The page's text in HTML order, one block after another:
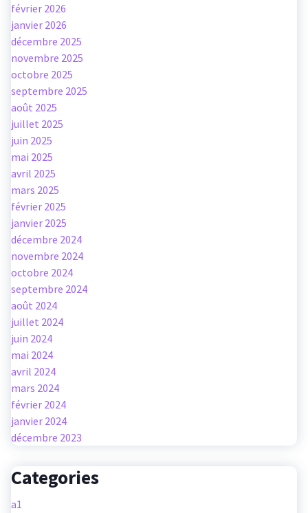
février 2026
janvier 2026
décembre 2025
novembre 2025
octobre 2025
septembre 2025
août 2025
juillet 2025
juin 2025
mai 2025
avril 2025
mars 2025
février 2025
janvier 2025
décembre 2024
novembre 2024
octobre 2024
septembre 2024
août 2024
juillet 2024
juin 2024
mai 2024
avril 2024
mars 2024
février 2024
janvier 2024
décembre 2023
Categories
a1